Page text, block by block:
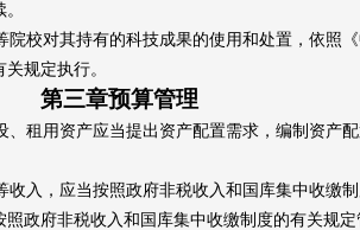
院校对其持有的科技成果的使用和处置，依照
规定执行。
第三章预算管理
、租用资产应当提出资产配置需求，编制资产
收入，应当按照政府非税收入和国库集中收缴
政府非税收入和国库集中收缴制度的有关规